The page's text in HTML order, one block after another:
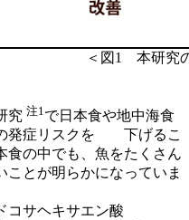
＜図1 本研究
究 注1 で日本食や地中海食
発症リスクを 下げるこ
食の中でも、魚をたくさん
とが明らかになっていま
サヘキサエン酸